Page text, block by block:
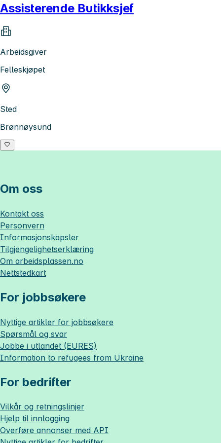
Assisterende Butikksjef
Arbeidsgiver
Felleskjøpet
Sted
Brønnøysund
Om oss
Kontakt oss
Personvern
Informasjonskapsler
Tilgjengelighetserklæring
Om arbeidsplassen.no
Nettstedkart
For jobbsøkere
Nyttige artikler for jobbsøkere
Spørsmål og svar
Jobbe i utlandet (EURES)
Information to refugees from Ukraine
For bedrifter
Vilkår og retningslinjer
Hjelp til innlogging
Overføre annonser med API